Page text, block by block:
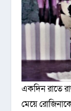
একদিন রাতে
মেয়ে